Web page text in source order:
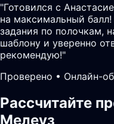
"Готовился с
на максимальный
задания по полочкам,
шаблону и уверенно
рекомендую!"
Проверено • Онлайн-
Рассчитайте
Мелеуз